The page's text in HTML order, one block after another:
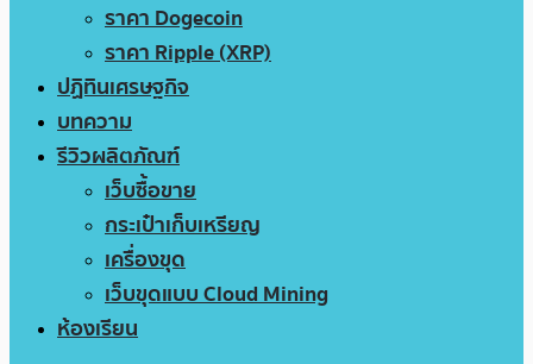
ราคา Dogecoin
ราคา Ripple (XRP)
ปฏิทินเศรษฐกิจ
บทความ
รีวิวผลิตภัณฑ์
เว็บซื้อขาย
กระเป๋าเก็บเหรียญ
เครื่องขุด
เว็บขุดแบบ Cloud Mining
ห้องเรียน